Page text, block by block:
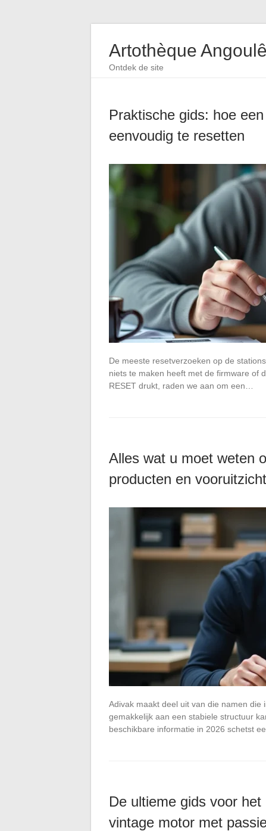
Artothèque
Ontdek de site
Praktische gids: hoe
eenvoudig te resetten
De meeste resetverzoeken op de
niets te maken heeft met de firmware of
RESET drukt, raden we aan om een…
Alles wat u moet weten
producten en
Adivak maakt deel uit van die namen
gemakkelijk aan een stabiele structuur
beschikbare informatie in 2026 schetst
De ultieme gids voor
vintage motor met